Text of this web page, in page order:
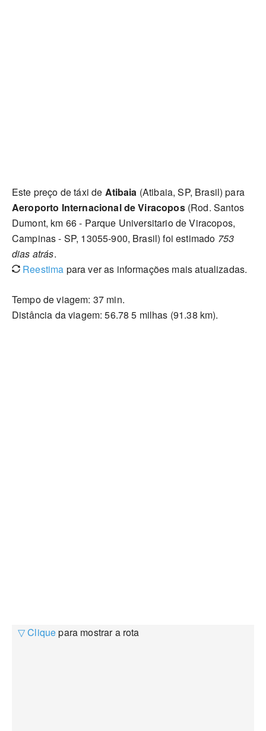
Este preço de táxi de Atibaia (Atibaia, SP, Brasil) para
Aeroporto Internacional de Viracopos(Rod. Santos
Dumont, km 66 - Parque Universitario de Viracopos,
Campinas - SP, 13055-900, Brasil) foi estimado 753
dias atrás.
Reestima para ver as informações mais atualizadas.
Tempo de viagem: 37 min.
Distância da viagem: 56.78 5 milhas (91.38 km).
▽ Cliquepara mostrar a rota